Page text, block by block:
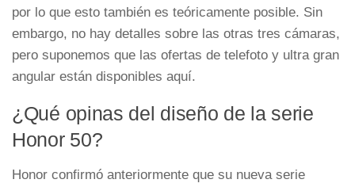
por lo que esto también es teóricamente posible. Sin
embargo, no hay detalles sobre las otras tres cámaras,
pero suponemos que las ofertas de telefoto y ultra gran
angular están disponibles aquí.
¿Qué opinas del diseño de la serie
Honor 50?
Honor confirmó anteriormente que su nueva serie